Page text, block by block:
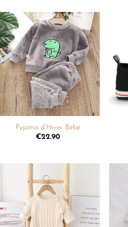
Ajouter
à la
liste de
souhaits
+
Pyjama d’Hiver Bébé
€22.90
+
liste de
souhaits